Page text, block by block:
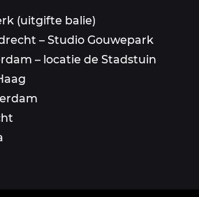
(uitgifte balie)
– Studio Gouwepark
– locatie de Stadstuin